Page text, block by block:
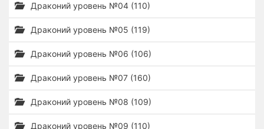
Драконий уровень №04 (110)
Драконий уровень №05 (119)
Драконий уровень №06 (106)
Драконий уровень №07 (160)
Драконий уровень №08 (109)
Драконий уровень №09 (110)